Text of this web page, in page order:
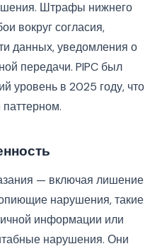
Штрафы нижнего
вокруг согласия,
данных, уведомления о
передачи. PIPC был
уровень в 2025 году, что
— включая лишение
нарушения, такие
информации или
нарушения. Они